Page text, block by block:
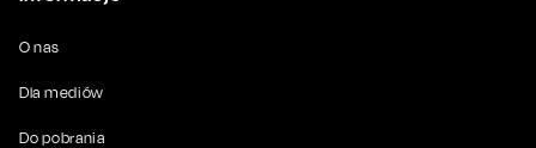
O nas
Dla mediów
Do pobrania